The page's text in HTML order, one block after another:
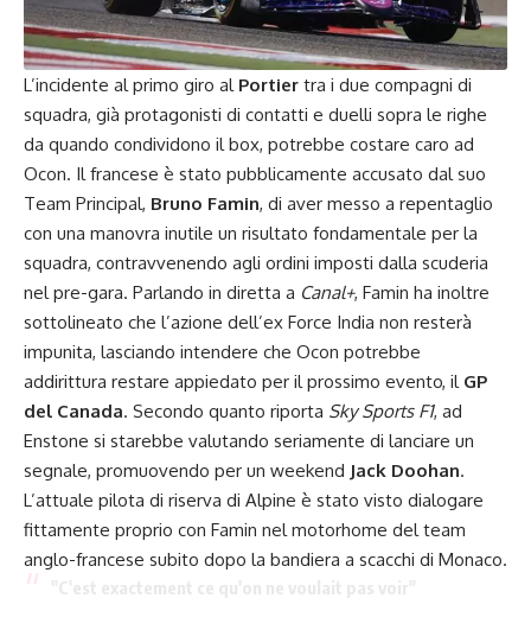
L’incidente al primo giro al Portier tra i due compagni di
squadra, già protagonisti di contatti e duelli sopra le righe
da quando condividono il box, potrebbe costare caro ad
Ocon. Il francese è stato pubblicamente accusato dal suo
Team Principal, Bruno Famin, di aver messo a repentaglio
con una manovra inutile un risultato fondamentale per la
squadra, contravvenendo agli ordini imposti dalla scuderia
nel pre-gara. Parlando in diretta a Canal+, Famin ha inoltre
sottolineato che l’azione dell’ex Force India non resterà
impunita, lasciando intendere che Ocon potrebbe
addirittura restare appiedato per il prossimo evento, il GP
del Canada. Secondo quanto riporta Sky Sports F1, ad
Enstone si starebbe valutando seriamente di lanciare un
segnale, promuovendo per un weekend Jack Doohan.
L’attuale pilota di riserva di Alpine è stato visto dialogare
fittamente proprio con Famin nel motorhome del team
anglo-francese subito dopo la bandiera a scacchi di Monaco.